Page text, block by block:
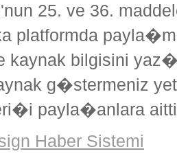
25. ve 36.
kaynak bilgisini
g�stermeniz
payla�anlara
Haber Sistemi